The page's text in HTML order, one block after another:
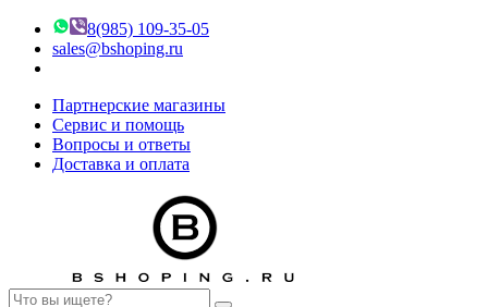
8(985) 109-35-05
sales@bshoping.ru
Партнерские магазины
Сервис и помощь
Вопросы и ответы
Доставка и оплата